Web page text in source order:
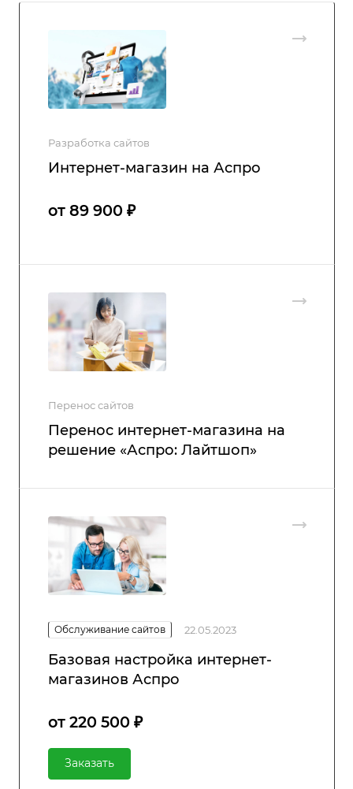
Разработка сайтов
Интернет-магазин на Аспро
от 89 900 ₽
Перенос сайтов
Перенос интернет-магазина на
решение «Аспро: Лайтшоп»
Обслуживание сайтов 22.05.2023
Базовая настройка интернет-
магазинов Аспро
от 220 500 ₽
Заказать